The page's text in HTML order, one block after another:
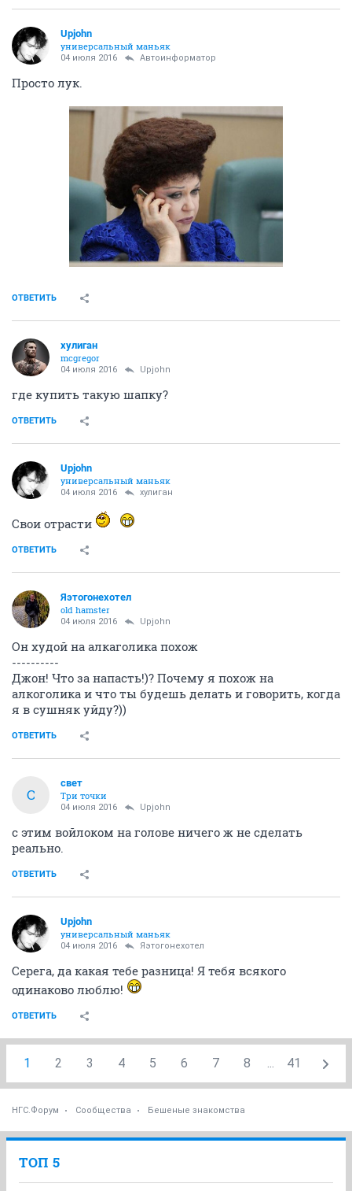
Upjohn
универсальный маньяк
04 июля 2016 Автоинформатор
Просто лук.
ОТВЕТИТЬ
хулиган
mcgregor
04 июля 2016 Upjohn
где купить такую шапку?
ОТВЕТИТЬ
Upjohn
универсальный маньяк
04 июля 2016 хулиган
Свои отрасти
ОТВЕТИТЬ
Яэтогонехотел
old hamster
04 июля 2016 Upjohn
Он худой на алкаголика похож
----------
Джон! Что за напасть!)? Почему я похож на
алкоголика и что ты будешь делать и говорить, когда
я в сушняк уйду?))
ОТВЕТИТЬ
С
свет
Три точки
04 июля 2016 Upjohn
с этим войлоком на голове ничего ж не сделать
реально.
ОТВЕТИТЬ
Upjohn
универсальный маньяк
04 июля 2016 Яэтогонехотел
Серега, да какая тебе разница! Я тебя всякого
одинаково люблю!
ОТВЕТИТЬ
1 2 3 4 5 6 7 8 ... 41
НГС.Форум Сообщества Бешеные знакомства
ТОП 5